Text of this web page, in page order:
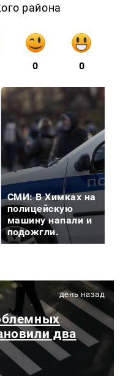
района
0 0
СМИ: В Химках на
полицейскую
машину напали и
подожгли.
день назад
два